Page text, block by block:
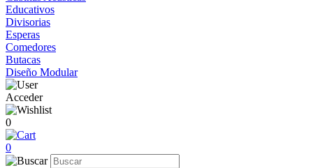
Educativos
Divisorias
Esperas
Comedores
Butacas
Diseño Modular
Acceder
0
0